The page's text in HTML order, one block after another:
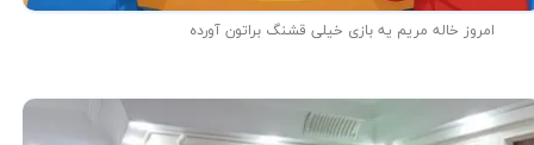
امروز خاله مریم یه بازی خیلی قشنگ براتون آورده